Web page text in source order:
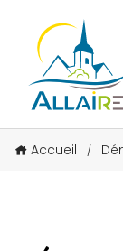
Accueil /